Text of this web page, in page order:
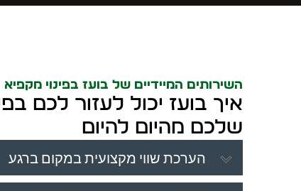
השירותים המיידיים של בועז בפינוי מקפיא
איך בועז יכול לעזור לכם
שלכם מהיום להיום
הערכת שווי מקצועית במקום ברגע